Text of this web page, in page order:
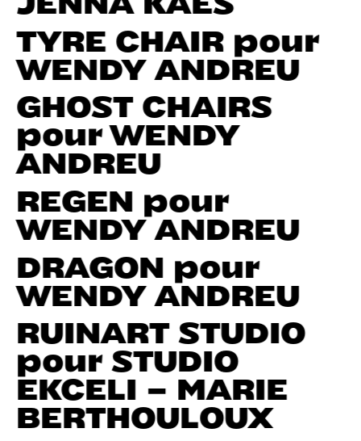
TYRE CHAIR pour
WENDY ANDREU
GHOST CHAIRS
pour WENDY
ANDREU
REGEN pour
WENDY ANDREU
DRAGON pour
WENDY ANDREU
RUINART STUDIO
pour STUDIO
EKCELI – MARIE
BERTHOULOUX